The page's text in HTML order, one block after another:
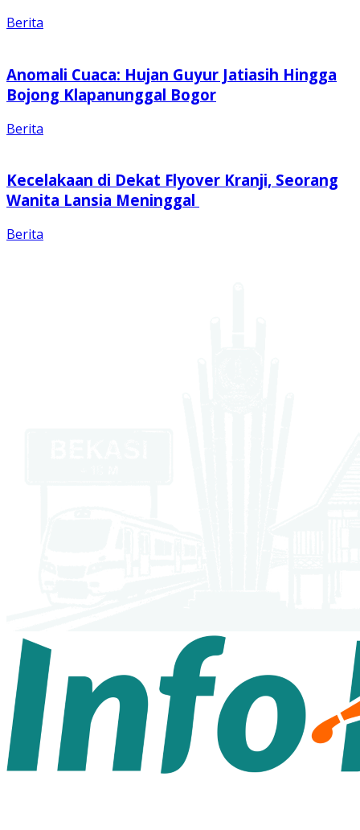
Berita
Anomali Cuaca: Hujan Guyur Jatiasih Hingga
Bojong Klapanunggal Bogor
Berita
Kecelakaan di Dekat Flyover Kranji, Seorang
Wanita Lansia Meninggal
Berita